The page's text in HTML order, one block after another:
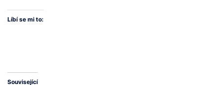
Líbí se mi to:
Související